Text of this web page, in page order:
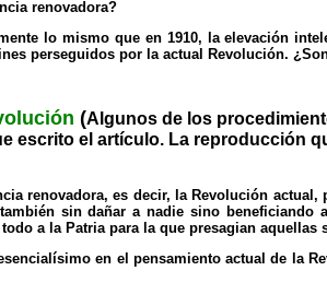
renovadora?
lo mismo que en 1910, la elevación
perseguidos por la actual Revolución.
(Algunos de los
escrito el artículo. La reproducción
renovadora, es decir, la Revolución
sin dañar a nadie sino
a la Patria para la que presagian
en el pensamiento actual de la